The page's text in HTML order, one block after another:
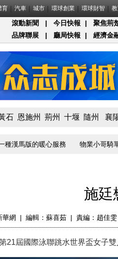
育 汽車 城市 環球創業 環球財智
滾動新聞 | 今日快報 |
聚焦荊
品牌聯展
| 廳局快報 | 經濟金
石 恩施州 荊州 十堰 隨州 襄
漢馬版的暖心服務 物業小哥騎單
施廷
華網 | 編輯：蘇喜茹 | 責編：趙佳雯
屆國際泳聯跳水世界盃女子雙